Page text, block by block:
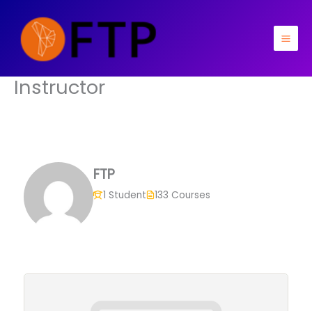
conteúdo
Instructor
FTP
1 Student 133 Courses